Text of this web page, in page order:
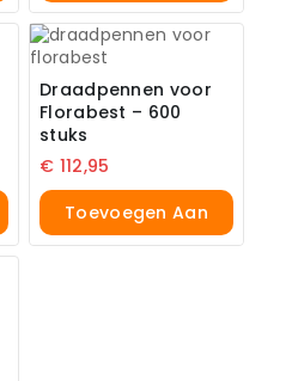
Winkelwagen
Draadpennen voor
Florabest – 600
stuks
€ 112,95
Toevoegen Aan
Winkelwagen